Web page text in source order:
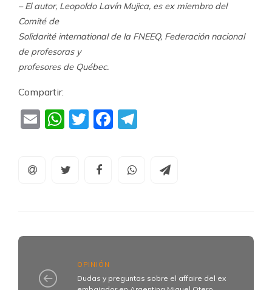
– El autor, Leopoldo Lavín Mujica, es ex miembro del
Comité de
Solidarité international de la FNEEQ, Federación nacional
de profesoras y
profesores de Québec.
Compartir:
EmailWhatsApp
TwitterFacebook
OPINIÓN
Dudas y preguntas sobre el affaire del ex